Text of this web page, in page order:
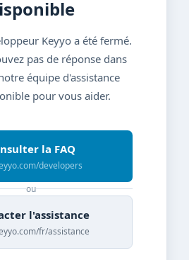
Keyyo a été fermé.
pas de réponse dans
équipe d'assistance
pour vous aider.
la FAQ
developers
ou
l'assistance
fr/assistance